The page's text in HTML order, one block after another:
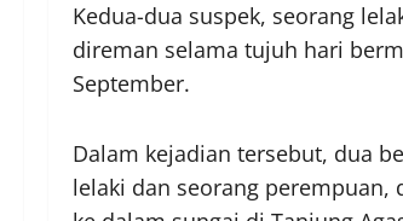
Kedua-dua suspek, seorang
direman selama tujuh hari
September.
Dalam kejadian tersebut, dua
lelaki dan seorang perempuan,